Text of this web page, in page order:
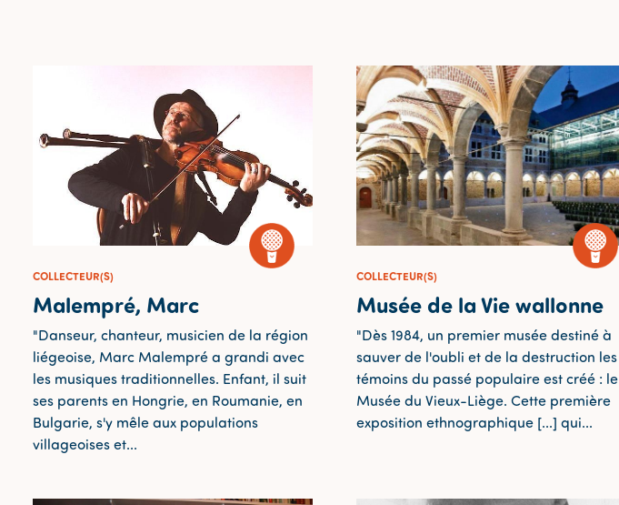
COLLECTEUR(S)
Malempré, Marc
"Danseur, chanteur, musicien de la région
liégeoise, Marc Malempré a grandi avec
les musiques traditionnelles. Enfant, il suit
ses parents en Hongrie, en Roumanie, en
Bulgarie, s'y mêle aux populations
villageoises et...
COLLECTEUR(S)
Musée de la Vie wallonne
"Dès 1984, un premier musée destiné à
sauver de l'oubli et de la destruction les
témoins du passé populaire est créé : le
Musée du Vieux-Liège. Cette première
exposition ethnographique [...] qui...